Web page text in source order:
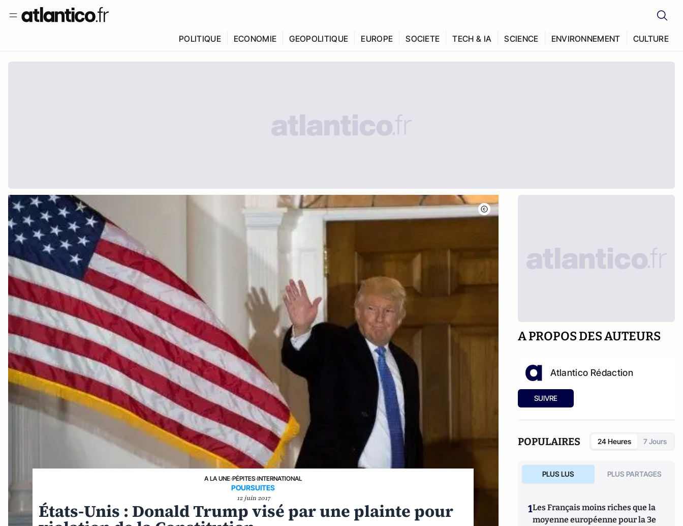
POLITIQUE ECONOMIE GEOPOLITIQUE EUROPE SOCIETE TECH & IA SCIENCE ENVIRONNEMENT CULTURE
A LA UNE›PÉPITES›INTERNATIONAL
POURSUITES
12 juin 2017
États-Unis : Donald Trump visé par une plainte pour
A PROPOS DES AUTEURS
Atlantico Rédaction
SUIVRE
POPULAIRES 24 Heures 7 Jours
PLUS LUS PLUS PARTAGES
1Les Français moins riches que la
moyenne européenne pour la 3e